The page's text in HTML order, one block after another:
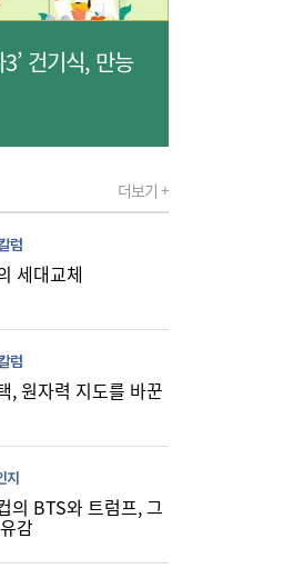
층 금융 접근성↑...기
출시 外
긴다…현대차, “‘글로
것”
건기식, 만능
더보기 +
럼
세대교체
럼
, 원자력 지도를 바꾼
지
의 BTS와 트럼프, 그
감